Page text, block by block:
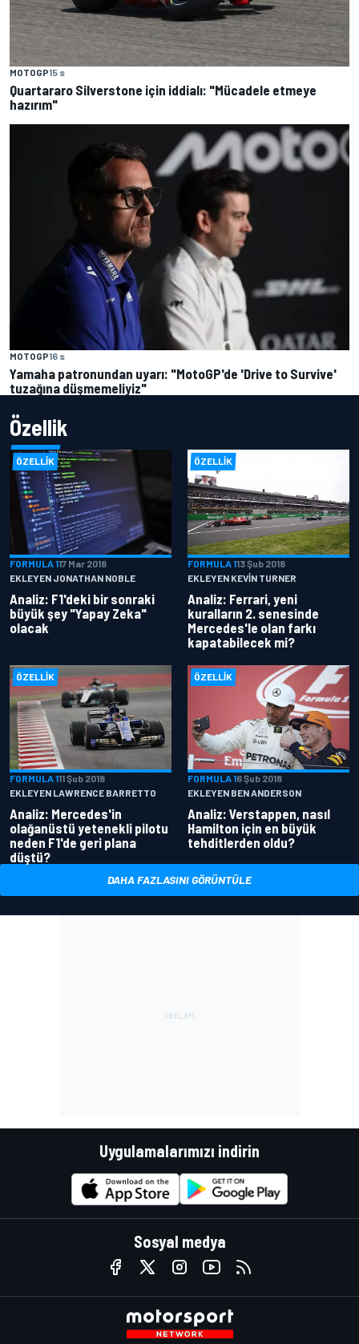
MOTOGP15 s
Quartararo Silverstone için iddialı: "Mücadele etmeye
hazırım"
MOTOGP16 s
Yamaha patronundan uyarı: "MotoGP'de 'Drive to Survive'
tuzağına düşmemeliyiz"
Özellik
ÖZELLIK
FORMULA 117 Mar 2018
EKLEYEN JONATHAN NOBLE
Analiz: F1'deki bir sonraki
büyük şey "Yapay Zeka"
olacak
ÖZELLIK
FORMULA 113 Şub 2018
EKLEYEN KEVIN TURNER
Analiz: Ferrari, yeni
kuralların 2. senesinde
Mercedes'le olan farkı
kapatabilecek mi?
ÖZELLIK
FORMULA 111 Şub 2018
EKLEYEN LAWRENCE BARRETTO
Analiz: Mercedes'in
olağanüstü yetenekli pilotu
neden F1'de geri plana
düştü?
ÖZELLIK
FORMULA 16 Şub 2018
EKLEYEN BEN ANDERSON
Analiz: Verstappen, nasıl
Hamilton için en büyük
tehditlerden oldu?
DAHA FAZLASINI GÖRÜNTÜLE
Uygulamalarımızı indirin
Sosyal medya